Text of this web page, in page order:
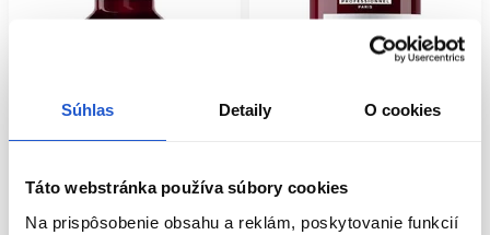
Súhlas Detaily O cookies
Táto webstránka používa súbory cookies
Na prispôsobenie obsahu a reklám, poskytovanie funkcií
Color Spectrum sérum pre lesk
Color Spectrum šampón pre lesk